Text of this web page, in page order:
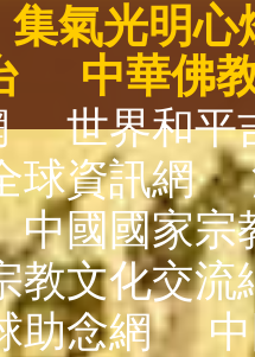
集氣光明心
中華佛
世界和平
球資訊網
中國國家宗
教文化交流
助念網